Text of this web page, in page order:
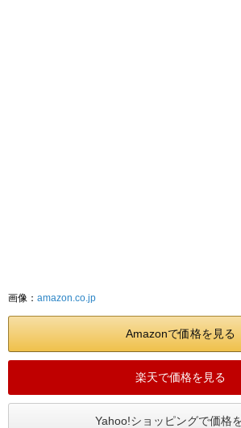
画像： amazon.co.jp
Amazonで価格を見る
楽天で価格を見る
Yahoo!ショッピングで価格